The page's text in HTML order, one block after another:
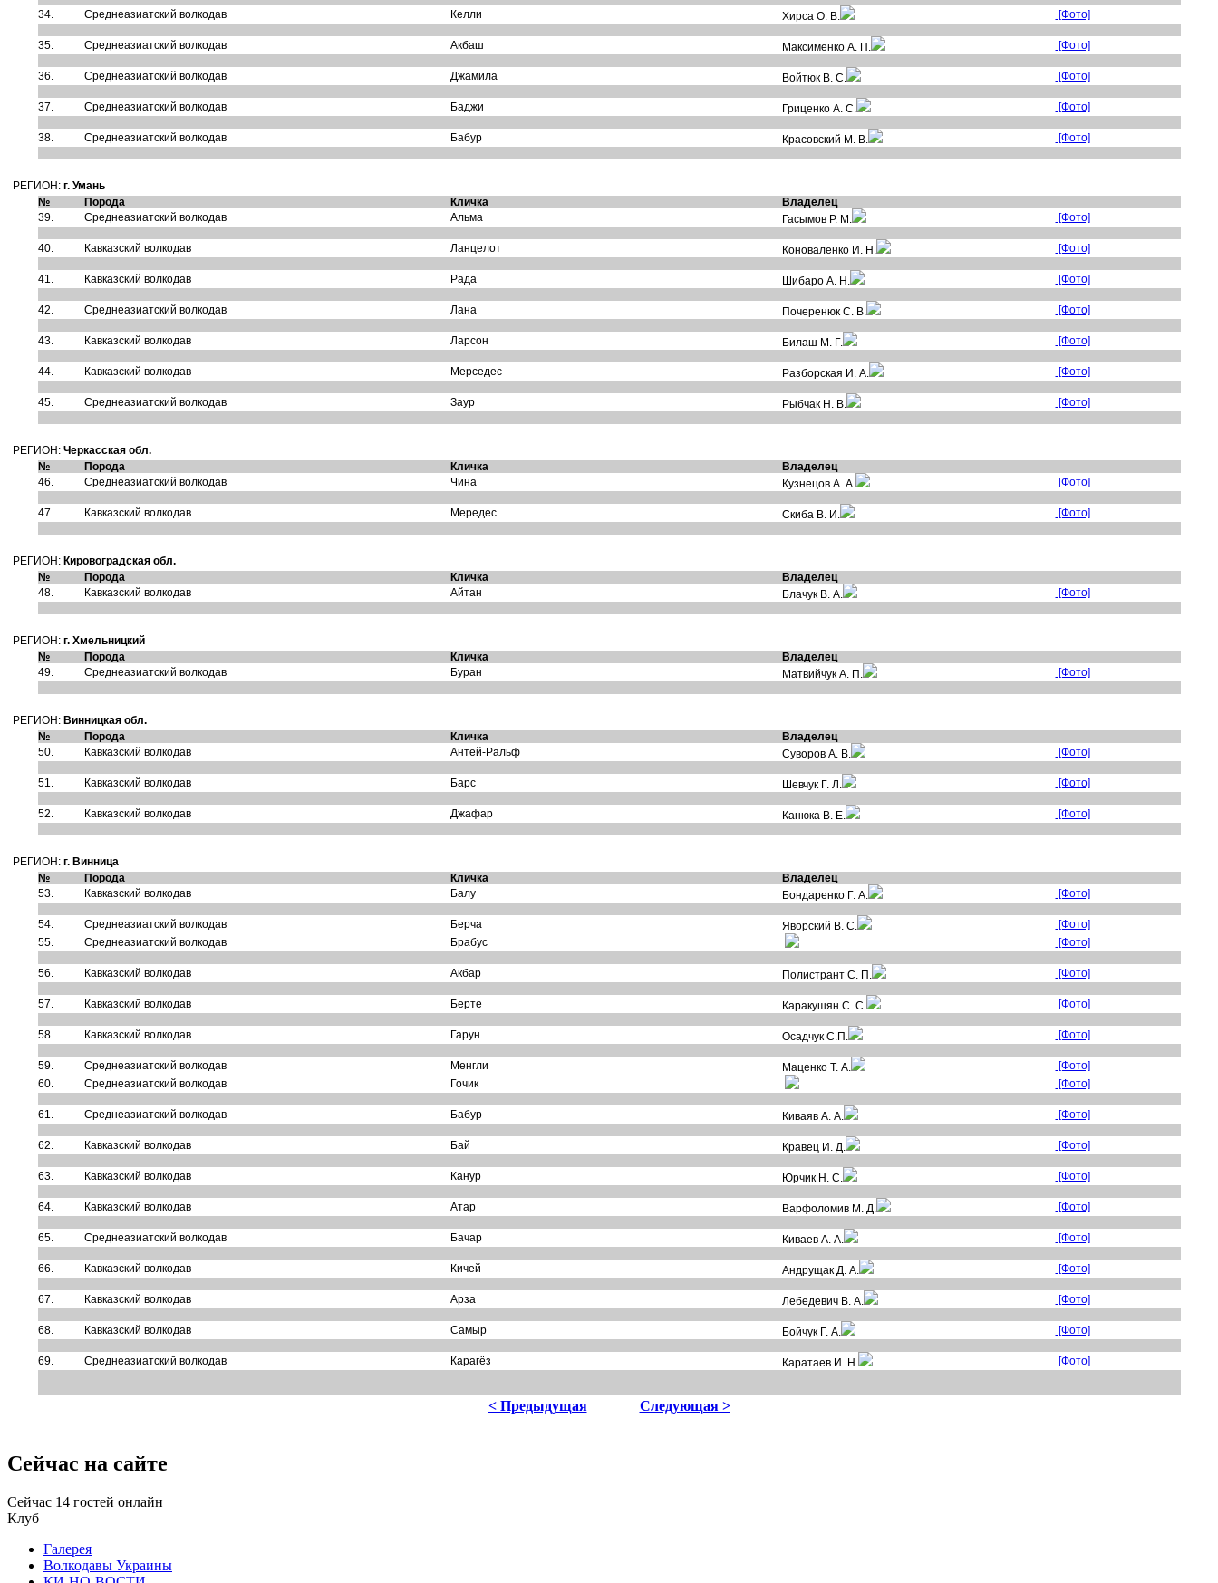
34. Среднеазиатский волкодав Келли Хирса О. В. [Фото]
35. Среднеазиатский волкодав Акбаш Максименко А. П. [Фото]
36. Среднеазиатский волкодав Джамила Войтюк В. С. [Фото]
37. Среднеазиатский волкодав Баджи Гриценко А. С. [Фото]
38. Среднеазиатский волкодав Бабур Красовский М. В. [Фото]
РЕГИОН: г. Умань
№
Порода Кличка
Владелец
39.
Среднеазиатский волкодав Альма Гасымов Р. М. [Фото]
40. Кавказский волкодав Ланцелот Коноваленко И. Н. [Фото]
41. Кавказский волкодав Рада Шибаро А. Н. [Фото]
42. Среднеазиатский волкодав Лана Почеренюк С. В. [Фото]
43. Кавказский волкодав Ларсон Билаш М. Г. [Фото]
44. Кавказский волкодав Мерседес Разборская И. А. [Фото]
45. Среднеазиатский волкодав Заур Рыбчак Н. В. [Фото]
РЕГИОН: Черкасская обл.
№
Порода Кличка
Владелец
46.
Среднеазиатский волкодав Чина Кузнецов А. А. [Фото]
47. Кавказский волкодав Мередес Скиба В. И. [Фото]
РЕГИОН: Кировоградская обл.
№
Порода Кличка
Владелец
48.
Кавказский волкодав Айтан Блачук В. А. [Фото]
РЕГИОН: г. Хмельницкий
№
Порода Кличка
Владелец
49.
Среднеазиатский волкодав Буран Матвийчук А. П. [Фото]
РЕГИОН: Винницкая обл.
№
Порода Кличка
Владелец
50.
Кавказский волкодав Антей-Ральф Суворов А. В. [Фото]
51. Кавказский волкодав Барс Шевчук Г. Л. [Фото]
52. Кавказский волкодав Джафар Канюка В. Е. [Фото]
РЕГИОН: г. Винница
№
Порода Кличка
Владелец
53.
Кавказский волкодав Балу Бондаренко Г. А. [Фото]
54. Среднеазиатский волкодав Берча Яворский В. С.
[Фото]
55.
Среднеазиатский волкодав Брабус [Фото]
56. Кавказский волкодав Акбар Полистрант С. П. [Фото]
57. Кавказский волкодав Берте Каракушян С. С. [Фото]
58. Кавказский волкодав Гарун Осадчук С.П. [Фото]
59. Среднеазиатский волкодав Менгли Маценко Т. А.
[Фото]
60.
Среднеазиатский волкодав Гочик [Фото]
61. Среднеазиатский волкодав Бабур Киваяв А. А. [Фото]
62. Кавказский волкодав Бай Кравец И. Д. [Фото]
63. Кавказский волкодав Канур Юрчик Н. С. [Фото]
64. Кавказский волкодав Атар Варфоломив М. Д. [Фото]
65. Среднеазиатский волкодав Бачар Киваев А. А. [Фото]
66. Кавказский волкодав Кичей Андрущак Д. А. [Фото]
67. Кавказский волкодав Арза Лебедевич В. А. [Фото]
68. Кавказский волкодав Самыр Бойчук Г. А. [Фото]
69. Среднеазиатский волкодав Карагёз Каратаев И. Н. [Фото]
< Предыдущая Следующая >
Сейчас на сайте
Сейчас 14 гостей онлайн
Клуб
Галерея
Волкодавы Украины